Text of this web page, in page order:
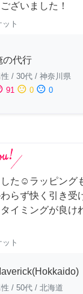
ざいました！
ト
の代行
/ 30代 / 神奈川県
91 sentiment_neutral 0 sentiment_dissatisfied 0
た☺️ラッピング
らず快く引き受
イミングが良
ト
/ 50代 / 北海道